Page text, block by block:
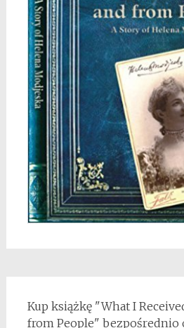
Kup książkę "What I
from People" bezpośrednio